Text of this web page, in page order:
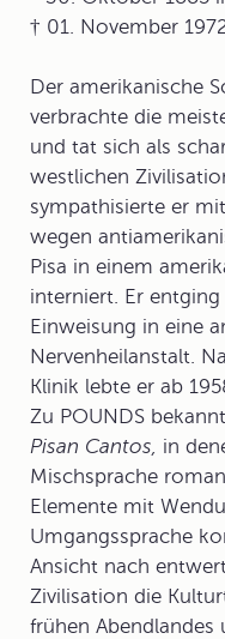
† 01. November
Der amerikanische
verbrachte die
und tat sich als
westlichen
sympathisierte er
wegen
Pisa in einem
interniert. Er
Einweisung in eine
Nervenheilanstalt.
Klinik lebte er ab
Zu POUNDS
Pisan Cantos, in
Mischsprache
Elemente mit
Umgangssprache
Ansicht nach
Zivilisation die
frühen Abendlandes